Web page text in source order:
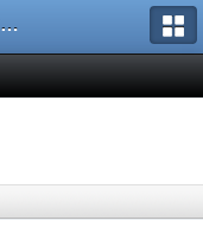
Форум игрового проекта Riverrise